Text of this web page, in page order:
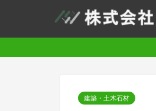
建築・土木石材